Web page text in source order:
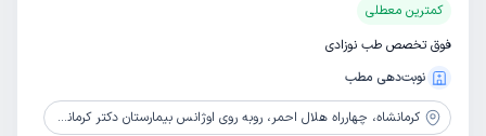
کمترین معطلی
فوق تخصص طب نوزادی
نوبت‌دهی مطب
کرمانشاه، چهارراه هلال احمر، روبه روی اوژانس بیمارستان دکتر کرمانشاهی، ساختمان خورشید، طبقه 2، طبقه 5